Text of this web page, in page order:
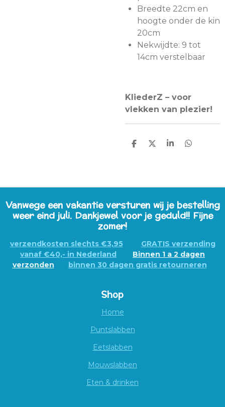
Breedte 22cm en
hoogte onder de kin
20cm
Nekwijdte: 9 tot
14cm verstelbaar
KliederZ – voor
vlekken van plezier!
D
D
S
D
Vanwege een vakantie versturen wij je bestelling
weer eind juli. Dankjewel voor je geduld!! Fijne
zomer!
verzendkosten slechts €3,95
GRATIS verzending
vanaf €40,- in Nederland
Binnen 1 a 2 dagen
verzonden
binnen 30 dagen gratis retourneren
Shop
Home
Puntslabben
Eetslabben
Mouwslabben
Eten & drinken